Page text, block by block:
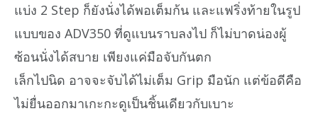
แบ่ง 2 Step ก็ยังนั่งได้พอเต็มก้น และแฟริ่งท้ายในรูป
แบบของ ADV350 ที่ดูแบนราบลงไป ก็ไม่บาดน่องผู้
ซ้อนนั่งได้สบาย เพียงแค่มือจับกันตก
เล็กไปนิด อาจจะจับได้ไม่เต็ม Grip มือนัก แต่ข้อดีคือ
ไม่ยื่นออกมาเกะกะดูเป็นชิ้นเดียวกับเบาะ